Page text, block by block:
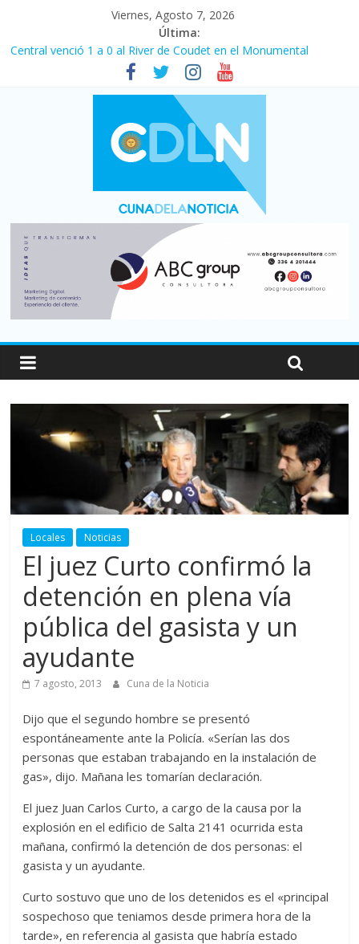
Viernes, Agosto 7, 2026
Última:
Central venció 1 a 0 al River de Coudet en el Monumental
La morosidad alcanzó su nivel más alto en dos décadas y ya
afecta a 400 mil deudores en Santa Fe
Desde que asumió Milei cerraron 41.000 kioscos: el sector
denuncia crisis como en 2001
Vacaciones de invierno con más movimiento y consumo
turístico: 4,6 millones de personas viajaron por el país, un 5,9%
Fuerte caída de la venta de autos usados en julio: bajó un 12,6%
Locales Noticias
El juez Curto confirmó la
detención en plena vía
pública del gasista y un
ayudante
7 agosto, 2013 Cuna de la Noticia
Dijo que el segundo hombre se presentó
espontáneamente ante la Policía. «Serían las dos
personas que estaban trabajando en la instalación de
gas», dijo. Mañana les tomarían declaración.
El juez Juan Carlos Curto, a cargo de la causa por la
explosión en el edificio de Salta 2141 ocurrida esta
mañana, confirmó la detención de dos personas: el
gasista y un ayudante.
Curto sostuvo que uno de los detenidos es el «principal
sospechoso que teniamos desde primera hora de la
tarde», en referencia al gasista que habría estado